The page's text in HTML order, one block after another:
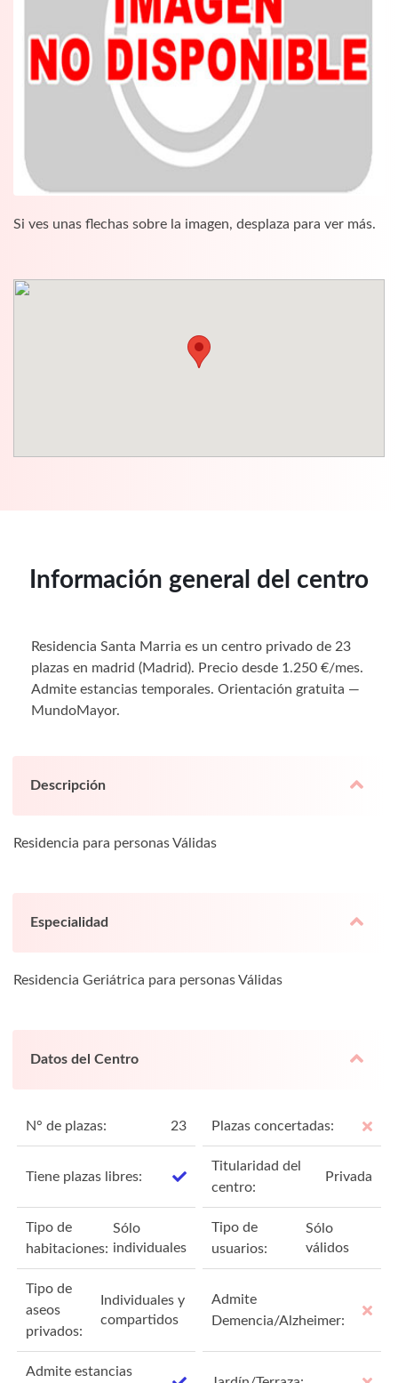
Si ves unas flechas sobre la imagen, desplaza para ver más.
Información general del centro
Residencia Santa Marria es un centro privado de 23
plazas en madrid (Madrid). Precio desde 1.250 €/mes.
Admite estancias temporales. Orientación gratuita —
MundoMayor.
Descripción
Residencia para personas Válidas
Especialidad
Residencia Geriátrica para personas Válidas
Datos del Centro
N° de plazas: 23 Plazas concertadas:
Tiene plazas libres:
Titularidad del
centro:
Privada
Tipo de
habitaciones:
Sólo
individuales
Tipo de
usuarios:
Sólo
válidos
Tipo de
aseos
privados:
Individuales y
compartidos
Admite
Demencia/Alzheimer:
Admite estancias